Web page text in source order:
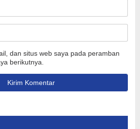
dan situs web saya pada peramban
berikutnya.